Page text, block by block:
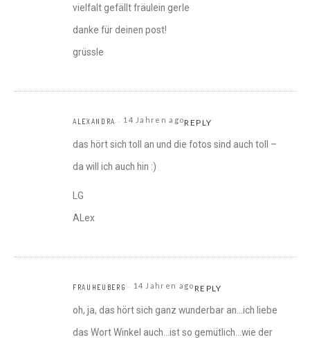
vielfalt gefällt fräulein gerle
danke für deinen post!
grüssle
ALEXANDRA 14 Jahren agoREPLY
das hört sich toll an und die fotos sind auch toll –
da will ich auch hin :)
LG
ALex
FRAUHEUBERG 14 Jahren agoREPLY
oh, ja, das hört sich ganz wunderbar an…ich liebe
das Wort Winkel auch…ist so gemütlich…wie der